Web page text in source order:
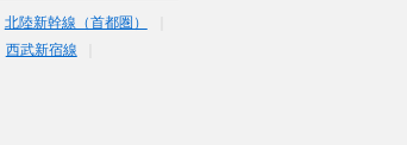
北陸新幹線（首都圏）
西武新宿線